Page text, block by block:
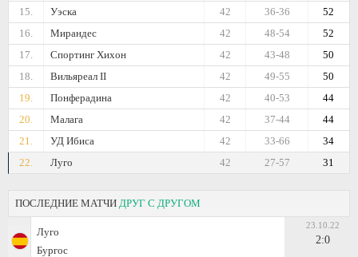
15. Уэска 52
36-36
42
16.
Мирандес 52
48-54
42
17.
Спортинг Хихон 50
43-48
42
18.
Вильяреал II 50
49-55
42
19.
Понферадина 44
40-53
42
20.
Малага 44
37-44
42
21.
УД Ибиса 34
33-66
42
22.
Луго 31
27-57
42
ПОСЛЕДНИЕ МАТЧИ ДРУГ С ДРУГОМ
Луго
Бургос
23.10.22
2:0